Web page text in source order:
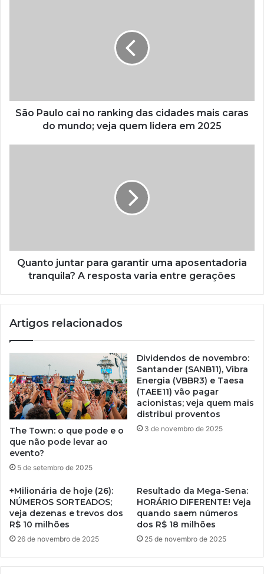
São Paulo cai no ranking das cidades mais caras
do mundo; veja quem lidera em 2025
Quanto juntar para garantir uma aposentadoria
tranquila? A resposta varia entre gerações
Artigos relacionados
The Town: o que pode e o
que não pode levar ao
evento?
5 de setembro de 2025
Dividendos de novembro:
Santander (SANB11), Vibra
Energia (VBBR3) e Taesa
(TAEE11) vão pagar
acionistas; veja quem mais
distribui proventos
3 de novembro de 2025
+Milionária de hoje (26):
NÚMEROS SORTEADOS;
veja dezenas e trevos dos
R$ 10 milhões
26 de novembro de 2025
Resultado da Mega-Sena:
HORÁRIO DIFERENTE! Veja
quando saem números
dos R$ 18 milhões
25 de novembro de 2025